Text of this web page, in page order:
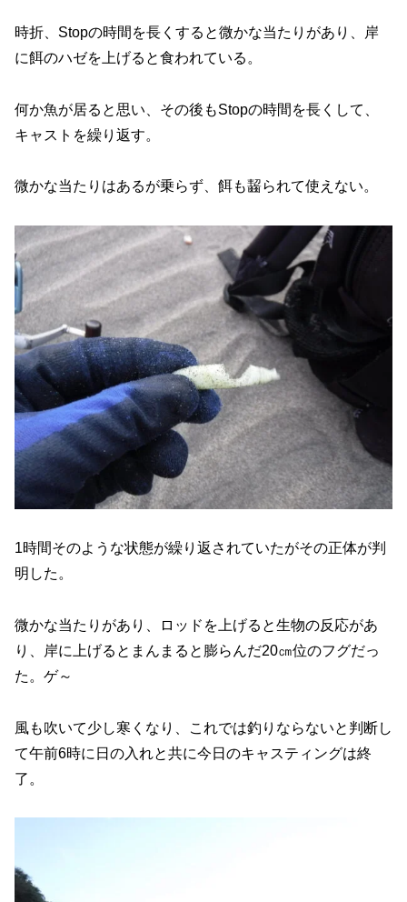
時折、Stopの時間を長くすると微かな当たりがあり、岸
に餌のハゼを上げると食われている。
何か魚が居ると思い、その後もStopの時間を長くして、
キャストを繰り返す。
微かな当たりはあるが乗らず、餌も齧られて使えない。
1時間そのような状態が繰り返されていたがその正体が判
明した。
微かな当たりがあり、ロッドを上げると生物の反応があ
り、岸に上げるとまんまると膨らんだ20㎝位のフグだっ
た。ゲ～
風も吹いて少し寒くなり、これでは釣りならないと判断し
て午前6時に日の入れと共に今日のキャスティングは終
了。